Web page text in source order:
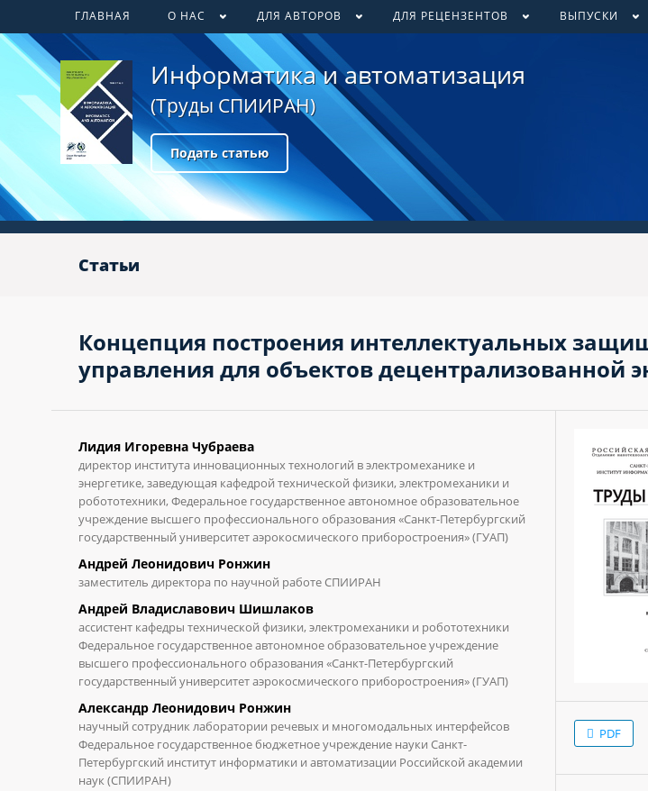
ГЛАВНАЯ О НАС ДЛЯ АВТОРОВ ДЛЯ РЕЦЕНЗЕНТОВ ВЫПУСКИ
Информатика и автоматизация
(Труды СПИИРАН)
Подать статью
Статьи
Концепция построения интеллектуальных
управления для объектов децентрализованной
Лидия Игоревна Чубраева
директор института инновационных технологий в электромеханике и
энергетике, заведующая кафедрой технической физики, электромеханики и
робототехники, Федеральное государственное автономное образовательное
учреждение высшего профессионального образования «Санкт-Петербургский
государственный университет аэрокосмического приборостроения» (ГУАП)
Андрей Леонидович Ронжин
заместитель директора по научной работе СПИИРАН
Андрей Владиславович Шишлаков
ассистент кафедры технической физики, электромеханики и робототехники
Федеральное государственное автономное образовательное учреждение
высшего профессионального образования «Санкт-Петербургский
государственный университет аэрокосмического приборостроения» (ГУАП)
Александр Леонидович Ронжин
научный сотрудник лаборатории речевых и многомодальных интерфейсов
Федеральное государственное бюджетное учреждение науки Санкт-
Петербургский институт информатики и автоматизации Российской академии
наук (СПИИРАН)
PDF